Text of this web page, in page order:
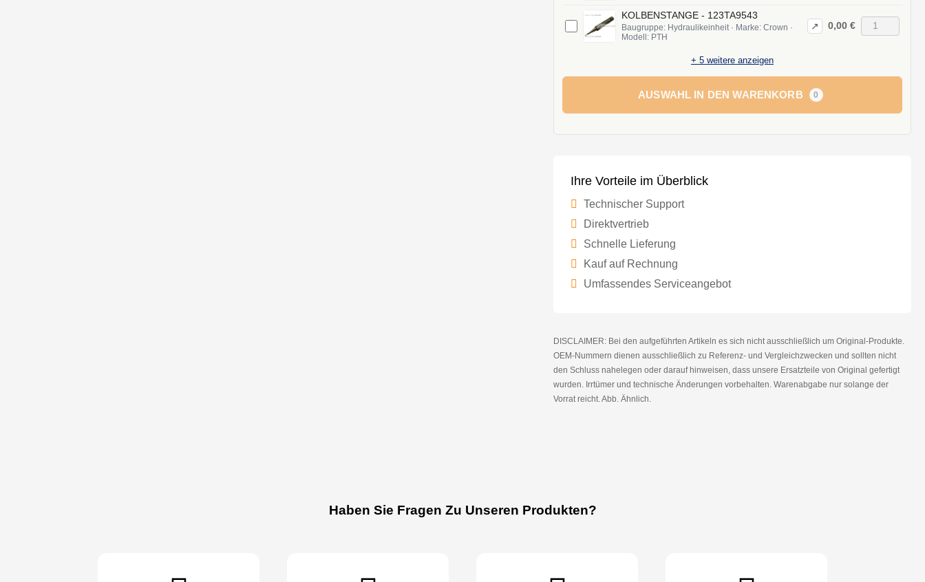
KOLBENSTANGE - 123TA9543
Baugruppe: Hydraulikeinheit · Marke: Crown ·
Modell: PTH
↗ 0,00 €
+ 5 weitere anzeigen
AUSWAHL IN DEN WARENKORB 0
Ihre Vorteile im Überblick
Technischer Support
Direktvertrieb
Schnelle Lieferung
Kauf auf Rechnung
Umfassendes Serviceangebot
DISCLAIMER: Bei den aufgeführten Artikeln es sich nicht ausschließlich um Original-Produkte.
OEM-Nummern dienen ausschließlich zu Referenz- und Vergleichzwecken und sollten nicht
den Schluss nahelegen oder darauf hinweisen, dass unsere Ersatzteile von Original gefertigt
wurden. Irrtümer und technische Änderungen vorbehalten. Warenabgabe nur solange der
Vorrat reicht. Abb. Ähnlich.
Haben Sie Fragen Zu Unseren Produkten?